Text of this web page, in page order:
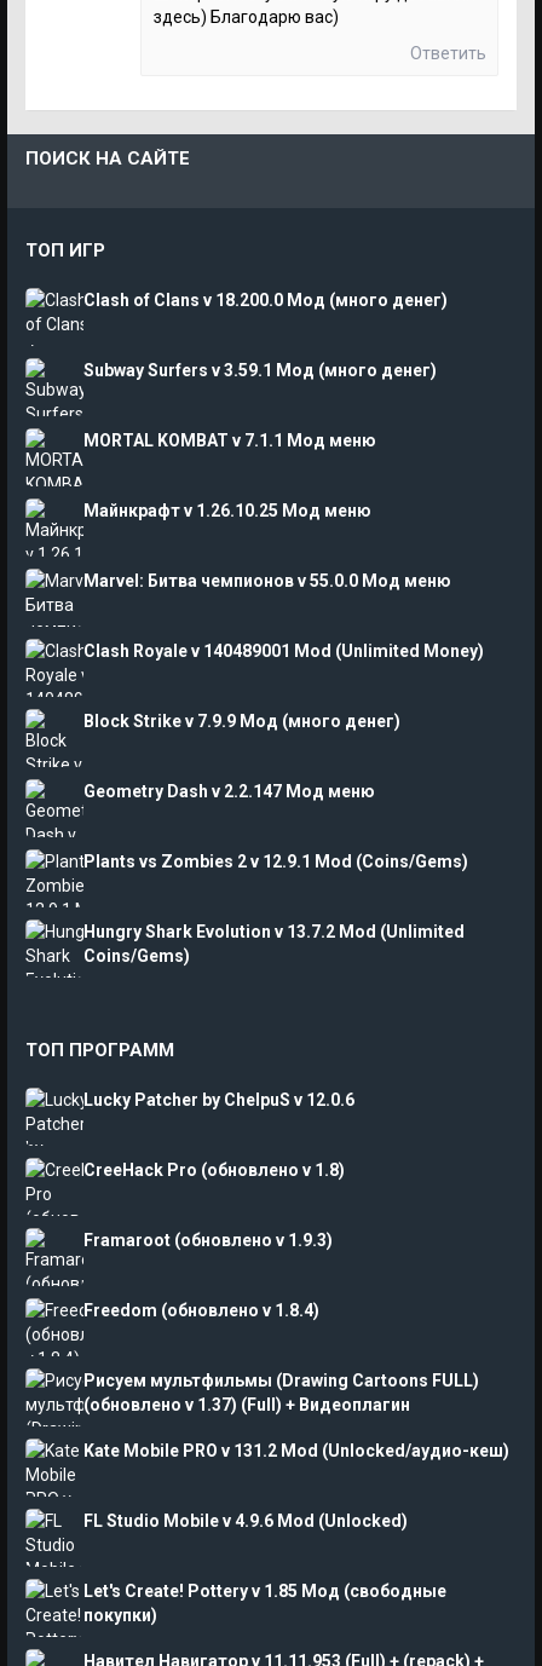
здесь) Благодарю вас)
Ответить
ПОИСК НА САЙТЕ
ТОП ИГР
Clash of Clans v 18.200.0 Мод (много денег)
Subway Surfers v 3.59.1 Мод (много денег)
MORTAL KOMBAT v 7.1.1 Мод меню
Майнкрафт v 1.26.10.25 Мод меню
Marvel: Битва чемпионов v 55.0.0 Мод меню
Clash Royale v 140489001 Mod (Unlimited Money)
Block Strike v 7.9.9 Мод (много денег)
Geometry Dash v 2.2.147 Мод меню
Plants vs Zombies 2 v 12.9.1 Mod (Coins/Gems)
Hungry Shark Evolution v 13.7.2 Mod (Unlimited
Coins/Gems)
ТОП ПРОГРАММ
Lucky Patcher by ChelpuS v 12.0.6
CreeHack Pro (обновлено v 1.8)
Framaroot (обновлено v 1.9.3)
Freedom (обновлено v 1.8.4)
Рисуем мультфильмы (Drawing Cartoons FULL)
(обновлено v 1.37) (Full) + Видеоплагин
Kate Mobile PRO v 131.2 Mod (Unlocked/аудио-кеш)
FL Studio Mobile v 4.9.6 Mod (Unlocked)
Let's Create! Pottery v 1.85 Мод (свободные
покупки)
Навител Навигатор v 11.11.953 (Full) + (repack) +